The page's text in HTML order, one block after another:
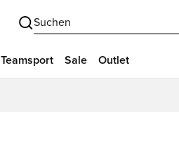
Suchen
Teamsport Sale Outlet